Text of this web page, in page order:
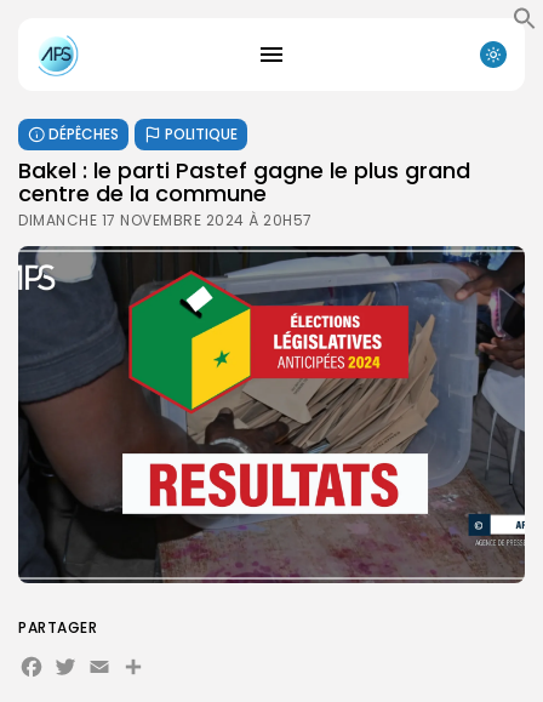
for:
Search
Button
FR
DÉPÊCHES POLITIQUE
Bakel : le parti Pastef gagne le plus grand
centre de la commune
DIMANCHE 17 NOVEMBRE 2024 À 20H57
PARTAGER
Facebook
Twitter
Email